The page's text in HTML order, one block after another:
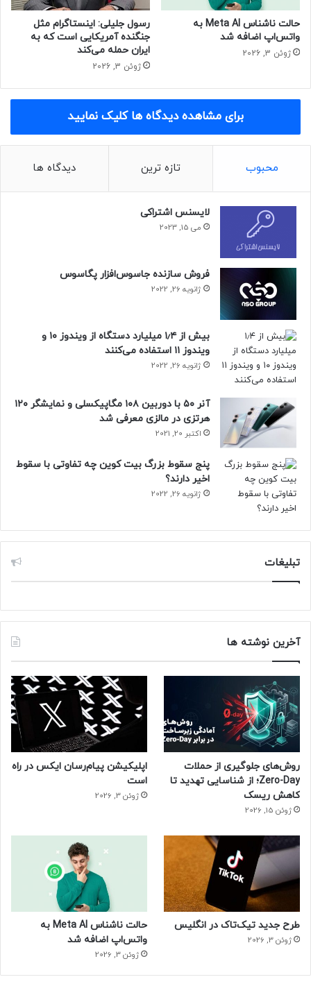
حالت ناشناس Meta AI به
واتس‌اپ اضافه شد
ژوئن 3, 2026
رسول جلیلی: اینستاگرام مثل
جنگنده آمریکایی است که به
ایران حمله می‌کند
ژوئن 3, 2026
برای مشاهده دیدگاه ها کلیک نمایید
محبوب تازه ترین دیدگاه ها
لایسنس اشتراکی
می 15, 2023
فروش سازنده جاسوس‌افزار پگاسوس
ژانویه 26, 2022
بیش از ۱٫۴ میلیارد دستگاه از ویندوز ۱۰ و
ویندوز ۱۱ استفاده می‌کنند
ژانویه 26, 2022
آنر ۵۰ با دوربین ۱۰۸ مگاپیکسلی و نمایشگر ۱۲۰
هرتزی در مالزی معرفی شد
اکتبر 20, 2021
پنج سقوط بزرگ بیت کوین چه تفاوتی با سقوط
اخیر دارند؟
ژانویه 26, 2022
تبلیغات
آخرین نوشته ها
روش‌های جلوگیری از حملات
Zero-Day؛ از شناسایی تهدید تا
کاهش ریسک
ژوئن 15, 2026
اپلیکیشن پیام‌رسان ایکس در راه
است
ژوئن 3, 2026
طرح جدید تیک‌تاک در انگلیس
ژوئن 3, 2026
حالت ناشناس Meta AI به
واتس‌اپ اضافه شد
ژوئن 3, 2026